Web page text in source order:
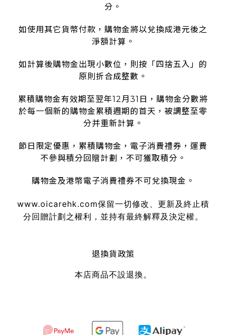
分。
如使用其它貨幣付款，購物金將以兌換成港元後之
淨額計算。
如計算後購物金出現小數位，則按「四捨五入」的
原則折合成整數。
累積購物金有效期至翌年12月31日，購物金分數將
於每一個新的購物金累積週期的首天，被調整至零
分并重新計算。
節日限定優惠，累積購物金，電子消費禮券，運費
不參與積分回贈計劃，不可獲取積分。
購物金及港幣電子消費禮券不可兌換現金。
www.oicarehk.com保留一切修改、更新及終止積
分回贈計劃之權利，並持有最終解釋及決定權。
退換貨政策
本店商品不設退換。